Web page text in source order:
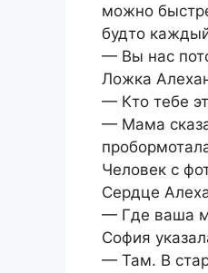
можно
будто
— Вы нас
Ложка
— Кто тебе
— Мама
Человек с
Сердце
— Где ваша
София
— Там. В